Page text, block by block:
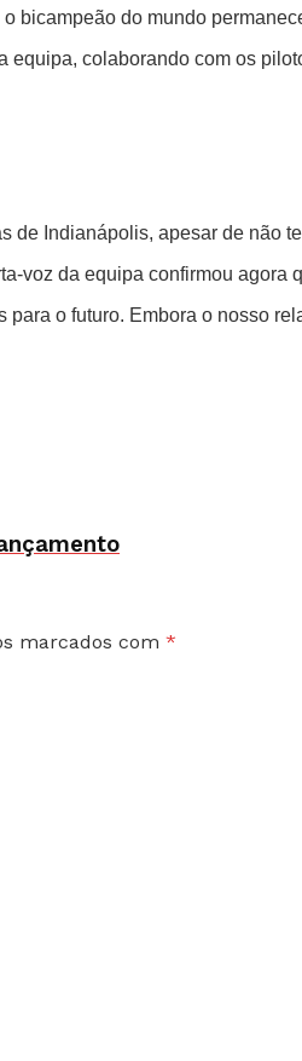
bicampeão do mundo
colaborando com os
de Indianápolis, apesar de não
voz da equipa confirmou
o futuro. Embora o nosso
marcados com *